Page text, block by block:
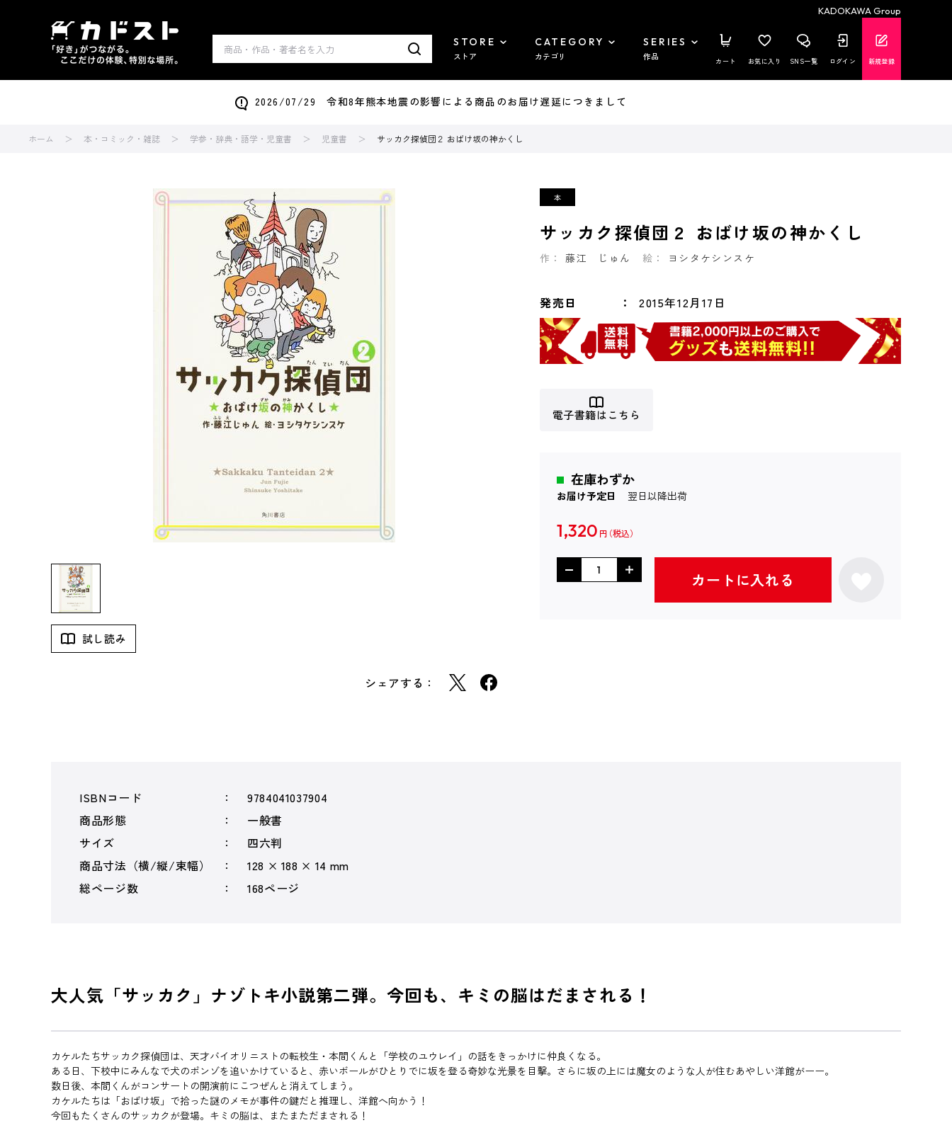
KADOKAWA Group
STORE
ストア
CATEGORY
カテゴリ
SERIES
作品 カート お気に入り SNS一覧 ログイン 新規登録
2026/07/29 令和8年熊本地震の影響による商品のお届け遅延につきまして
ホーム 本・コミック・雑誌 学参・辞典・語学・児童書 児童書 サッカク探偵団２ おばけ坂の神かくし
試し読み
シェアする：
サッカク探偵団２ おばけ坂の神かくし
作： 藤江 じゅん 絵： ヨシタケシンスケ
発売日 2015年12月17日
電子書籍はこちら
在庫わずか
お届け予定日 翌日以降出荷
1,320 円
カートに入れる
ISBNコード
9784041037904
商品形態
一般書
サイズ
四六判
商品寸法（横/縦/束幅）
128 × 188 × 14 mm
総ページ数
168ページ
大人気「サッカク」ナゾトキ小説第二弾。今回も、キミの脳はだまされる！
カケルたちサッカク探偵団は、天才バイオリニストの転校生・本間くんと「学校のユウレイ」の話をきっかけに仲良くなる。
ある日、下校中にみんなで犬のポンゾを追いかけていると、赤いボールがひとりでに坂を登る奇妙な光景を目撃。さらに坂の上には魔女のような人が住むあやしい洋館がーー。
数日後、本間くんがコンサートの開演前にこつぜんと消えてしまう。
カケルたちは「おばけ坂」で拾った謎のメモが事件の鍵だと推理し、洋館へ向かう！
今回もたくさんのサッカクが登場。キミの脳は、またまただまされる！